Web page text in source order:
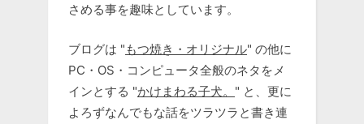
さめる事を趣味としています。
ブログは " もつ焼き・オリジナル" の他に
PC・OS・コンピュータ全般のネタをメ
インとする "かけまわる子犬。 " と、更に
よろずなんでもな話をツラツラと書き連